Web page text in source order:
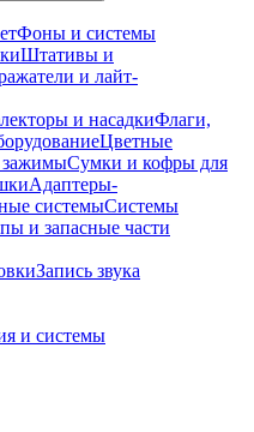
Фоны и системы
Штативы и
и лайт-
и насадкиФлаги,
Цветные
зажимыСумки и кофры для
Адаптеры-
системыСистемы
и запасные части
Запись звука
и системы